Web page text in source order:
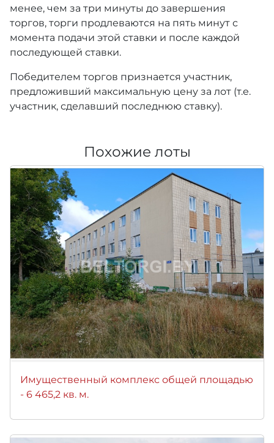
менее, чем за три минуты до завершения
торгов, торги продлеваются на пять минут с
момента подачи этой ставки и после каждой
последующей ставки.
Победителем торгов признается участник,
предложивший максимальную цену за лот (т.е.
участник, сделавший последнюю ставку).
Похожие лоты
Имущественный комплекс общей площадью
- 6 465,2 кв. м.